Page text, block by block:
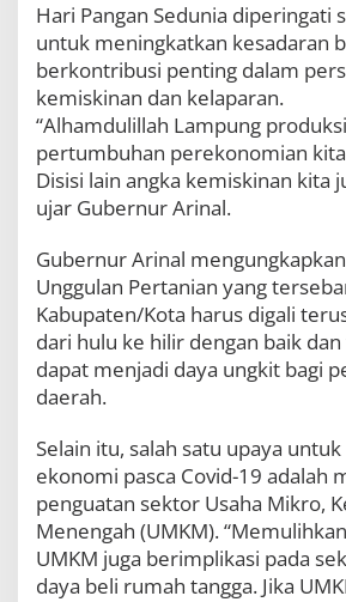
Hari Pangan Sedunia diperingati
untuk meningkatkan kesadaran
berkontribusi penting dalam
kemiskinan dan kelaparan.
“Alhamdulillah Lampung
pertumbuhan perekonomian
Disisi lain angka kemiskinan kita
ujar Gubernur Arinal.
Gubernur Arinal
Unggulan Pertanian yang
Kabupaten/Kota harus digali
dari hulu ke hilir dengan baik
dapat menjadi daya ungkit bagi
daerah.
Selain itu, salah satu upaya
ekonomi pasca Covid-19 adalah
penguatan sektor Usaha Mikro,
Menengah (UMKM).
UMKM juga berimplikasi pada
daya beli rumah tangga. Jika